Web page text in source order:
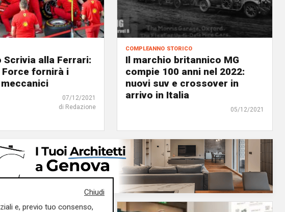
Scrivia alla Ferrari:
Force fornirà i
07/12/2021
di Redazione
compleanno storico
Il marchio britannico MG
compie 100 anni nel 2022:
nuovi suv e crossover in
arrivo in Italia
05/12/2021
Chiudi
e, previo tuo consenso,